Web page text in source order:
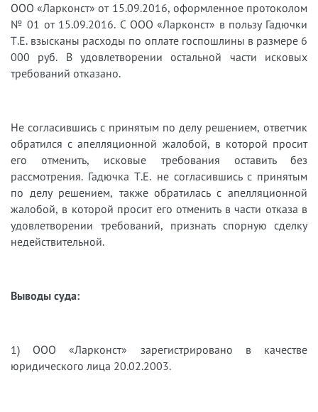
ООО «Ларконст» от 15.09.2016, оформленное протоколом
№ 01 от 15.09.2016. С ООО «Ларконст» в пользу Гадючки
Т.Е. взысканы расходы по оплате госпошлины в размере 6
000 руб. В удовлетворении остальной части исковых
требований отказано.
Не согласившись с принятым по делу решением, ответчик
обратился с апелляционной жалобой, в которой просит
его отменить, исковые требования оставить без
рассмотрения. Гадючка Т.Е. не согласившись с принятым
по делу решением, также обратилась с апелляционной
жалобой, в которой просит его отменить в части отказа в
удовлетворении требований, признать спорную сделку
недействительной.
Выводы суда:
1) ООО «Ларконст» зарегистрировано в качестве
юридического лица 20.02.2003.